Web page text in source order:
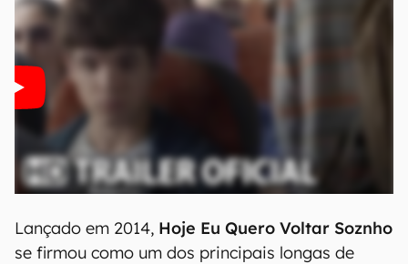
Lançado em 2014, Hoje Eu Quero Voltar Soznho
se firmou como um dos principais longas de